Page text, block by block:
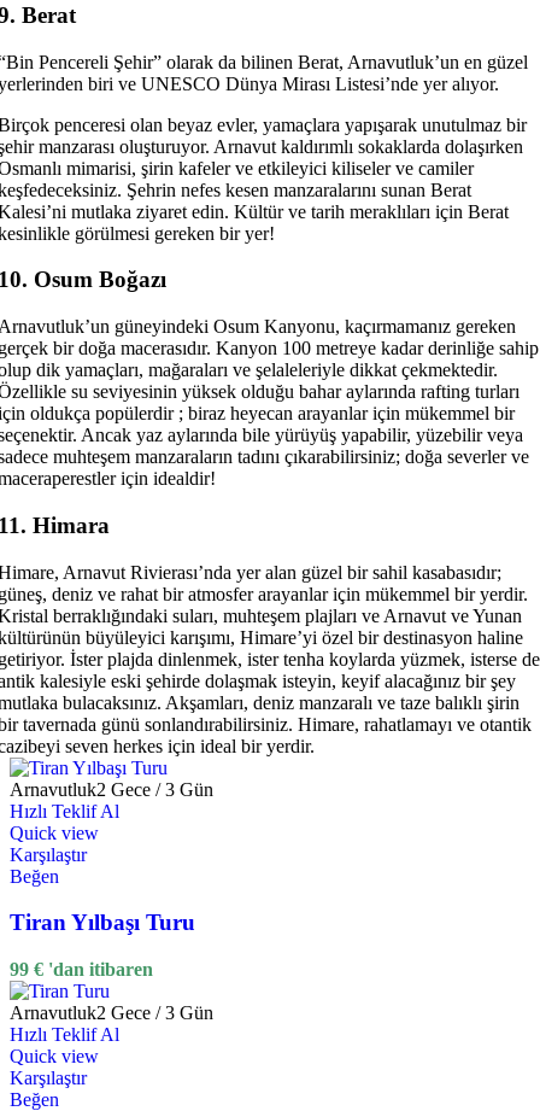
Berat
Pencereli Şehir” olarak da bilinen Berat, Arnavutluk’un en güzel
biri ve UNESCO Dünya Mirası Listesi’nde yer alıyor.
penceresi olan beyaz evler, yamaçlara yapışarak unutulmaz bir
manzarası oluşturuyor. Arnavut kaldırımlı sokaklarda dolaşırken
mimarisi, şirin kafeler ve etkileyici kiliseler ve camiler
Şehrin nefes kesen manzaralarını sunan Berat
mutlaka ziyaret edin. Kültür ve tarih meraklıları için Berat
görülmesi gereken bir yer!
Osum Boğazı
güneyindeki Osum Kanyonu, kaçırmamanız gereken
bir doğa macerasıdır. Kanyon 100 metreye kadar derinliğe sahip
dik yamaçları, mağaraları ve şelaleleriyle dikkat çekmektedir.
su seviyesinin yüksek olduğu bahar aylarında rafting turları
oldukça popülerdir ; biraz heyecan arayanlar için mükemmel bir
Ancak yaz aylarında bile yürüyüş yapabilir, yüzebilir veya
muhteşem manzaraların tadını çıkarabilirsiniz; doğa severler ve
için idealdir!
Himara
Arnavut Rivierası’nda yer alan güzel bir sahil kasabasıdır;
deniz ve rahat bir atmosfer arayanlar için mükemmel bir yerdir.
berraklığındaki suları, muhteşem plajları ve Arnavut ve Yunan
büyüleyici karışımı, Himare’yi özel bir destinasyon haline
İster plajda dinlenmek, ister tenha koylarda yüzmek, isterse de
kalesiyle eski şehirde dolaşmak isteyin, keyif alacağınız bir şey
bulacaksınız. Akşamları, deniz manzaralı ve taze balıklı şirin
tavernada günü sonlandırabilirsiniz. Himare, rahatlamayı ve otantik
seven herkes için ideal bir yerdir.
Arnavutluk2 Gece / 3 Gün
Hızlı Teklif Al
Quick view
Karşılaştır
Beğen
Tiran Yılbaşı Turu
99 € 'dan itibaren
Arnavutluk2 Gece / 3 Gün
Hızlı Teklif Al
Quick view
Karşılaştır
Beğen